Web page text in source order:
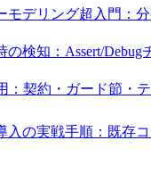
モデリング超入門：
の検知：Assert/Debug
：契約・ガード節・
入の実戦手順：既存